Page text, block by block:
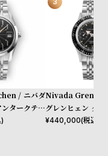
/ ニバダ
タークティ
ブラック デ
Nivada
グレンヒェン ク
ブロードアロー 5
¥440,000(税込)